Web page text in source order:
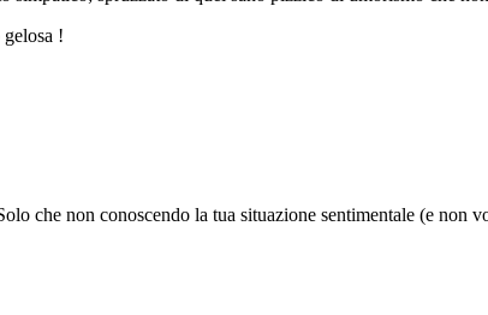
!
che non conoscendo la tua situazione sentimentale (e